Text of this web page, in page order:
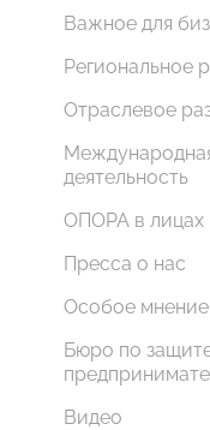
Важное для
Региональное
Отраслевое
деятельность
ОПОРА в лицах
Пресса о нас
Особое мнение
Бюро по
Видео